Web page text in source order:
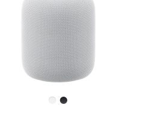
了
解
HomePod<